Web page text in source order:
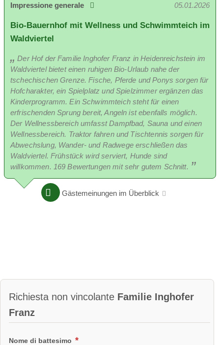
WiFi gratuito
Ubicazione delle camere: strada laterale poco trafficata, piano
terra
Tempi di vacanza: 23.12.-27.12.
video
Impressione generale 05.01.2026
Bio-Bauernhof mit Wellness und Schwimmteich im
Waldviertel
Der Hof der Familie Inghofer Franz in Heidenreichstein im
Waldviertel bietet einen ruhigen Bio-Urlaub nahe der
tschechischen Grenze. Fische, Pferde und Ponys sorgen für
Hofcharakter, ein Spielplatz und Spielzimmer ergänzen das
Kinderprogramm. Ein Schwimmteich steht für einen
erfrischenden Sprung bereit, Angeln ist ebenfalls möglich.
Der Wellnessbereich umfasst Dampfbad, Sauna und einen
Wellnessbereich. Traktor fahren und Tischtennis sorgen für
Abwechslung, Wander- und Radwege erschließen das
Waldviertel. Frühstück wird serviert, Hunde sind
willkommen. 169 Bewertungen mit sehr gutem Schnitt.
Gästemeinungen im Überblick
Richiesta non vincolante Familie Inghofer
Franz
Nome di battesimo